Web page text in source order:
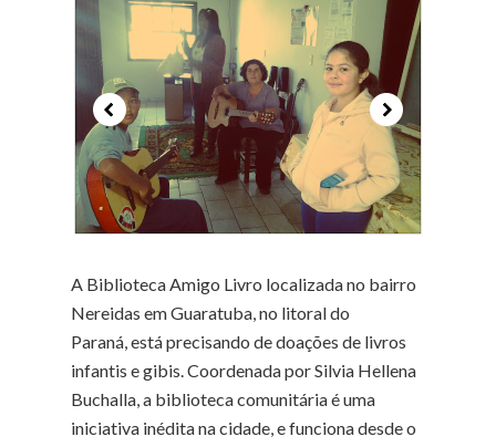
A Biblioteca Amigo Livro localizada no bairro
Nereidas em Guaratuba, no litoral do
Paraná, está precisando de doações de livros
infantis e gibis. Coordenada por Silvia Hellena
Buchalla, a biblioteca comunitária é uma
iniciativa inédita na cidade, e funciona desde o